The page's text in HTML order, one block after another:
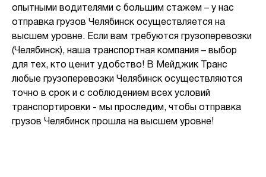
опытными водителями с большим стажем – у нас
отправка грузов Челябинск осуществляется на
высшем уровне. Если вам требуются грузоперевозки
(Челябинск), наша транспортная компания – выбор
для тех, кто ценит удобство! В Мейджик Транс
любые грузоперевозки Челябинск осуществляются
точно в срок и с соблюдением всех условий
транспортировки - мы проследим, чтобы отправка
грузов Челябинск прошла на высшем уровне!